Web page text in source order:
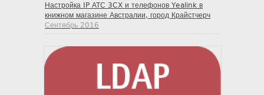
Настройка IP АТС 3CX и телефонов Yealink в
книжном магазине Австралии, город Крайстчерч
Сентябрь 2016